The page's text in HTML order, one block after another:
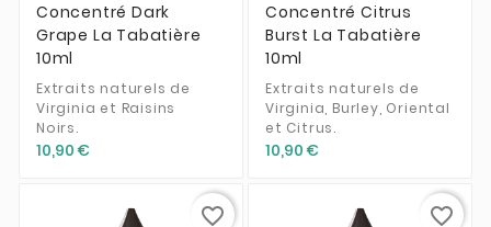
Concentré Dark
Grape La Tabatière
10ml
Extraits naturels de
Virginia et Raisins
Noirs.
10,90 €
Concentré Citrus
Burst La Tabatière
10ml
Extraits naturels de
Virginia, Burley, Oriental
et Citrus.
10,90 €
favorite_border favorite_border